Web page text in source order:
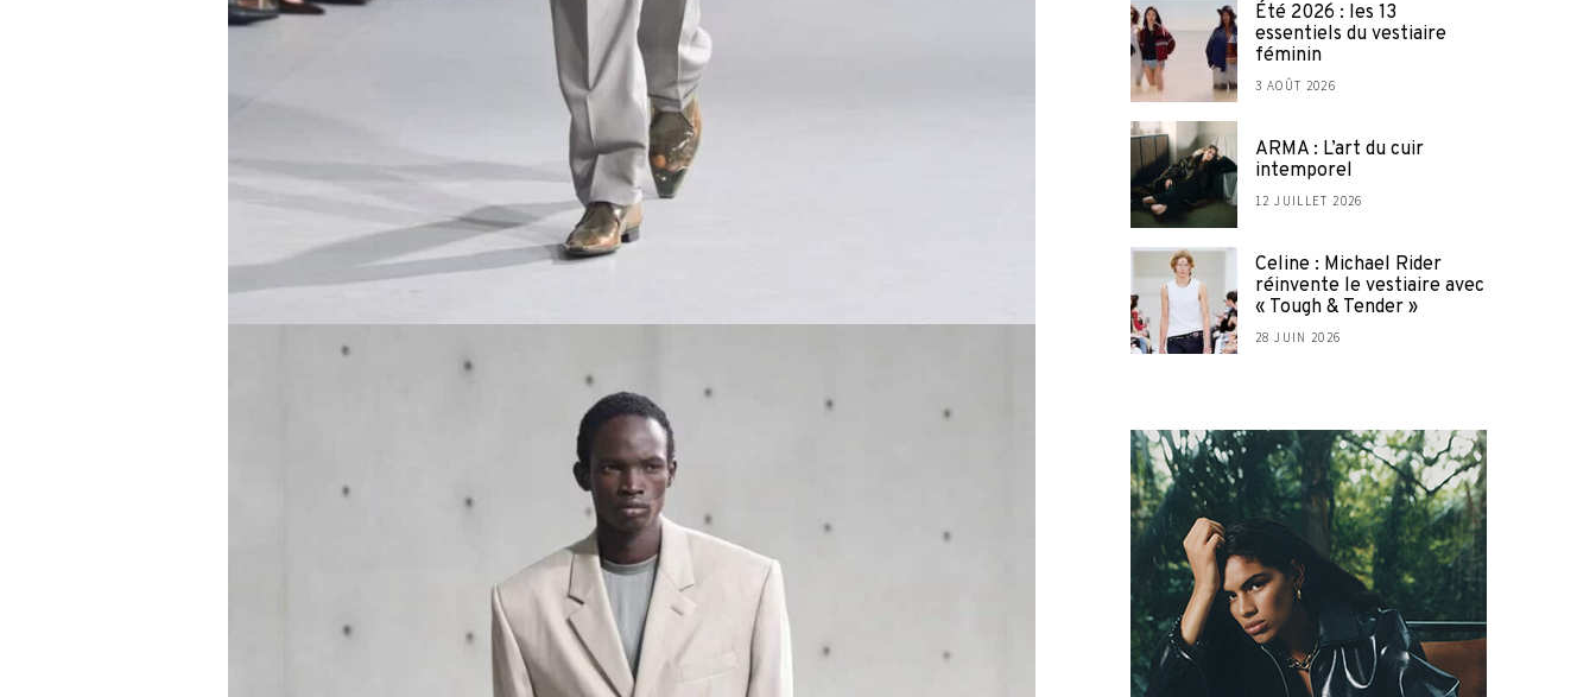
Été 2026 : les 13
essentiels du vestiaire
féminin
3 AOÛT 2026
ARMA : L’art du cuir
intemporel
12 JUILLET 2026
Celine : Michael Rider
réinvente le vestiaire avec
« Tough & Tender »
28 JUIN 2026